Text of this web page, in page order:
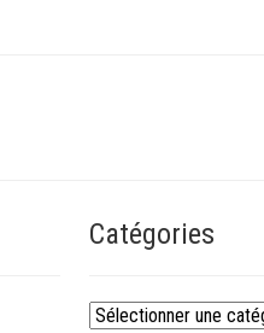
Catégories
Catégories